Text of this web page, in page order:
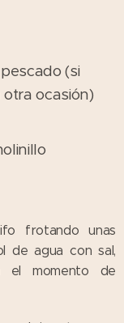
(si
ocasión)
frotando unas
de agua con sal,
el momento de